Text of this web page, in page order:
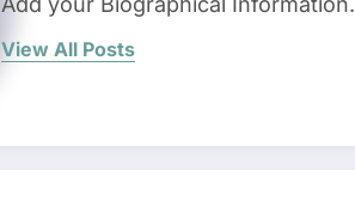
View All Posts